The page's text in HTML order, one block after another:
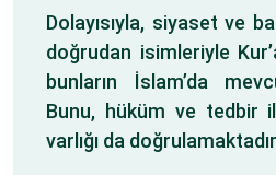
Dolayısıyla, siyaset ve
doğrudan isimleriyle
bunların İslam’da
Bunu, hüküm ve tedbir
varlığı da